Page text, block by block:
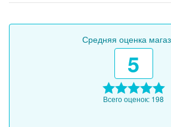
Средняя оценка
5
Всего оценок: 198